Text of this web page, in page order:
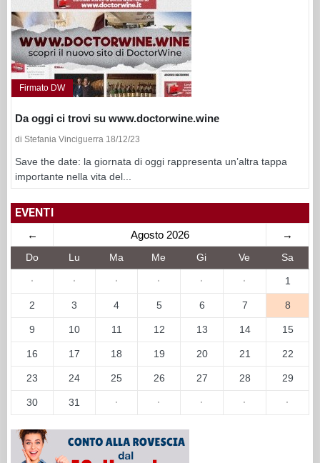
Firmato DW
Da oggi ci trovi su www.doctorwine.wine
di Stefania Vinciguerra 18/12/23
Save the date: la giornata di oggi rappresenta un’altra tappa
importante nella vita del...
EVENTI
← Agosto 2026 →
Do Lu Ma Me Gi Ve Sa
· · · · · · 1
2 3 4 5 6 7 8
9 10 11 12 13 14 15
16 17 18 19 20 21 22
23 24 25 26 27 28 29
30 31 · · · · ·